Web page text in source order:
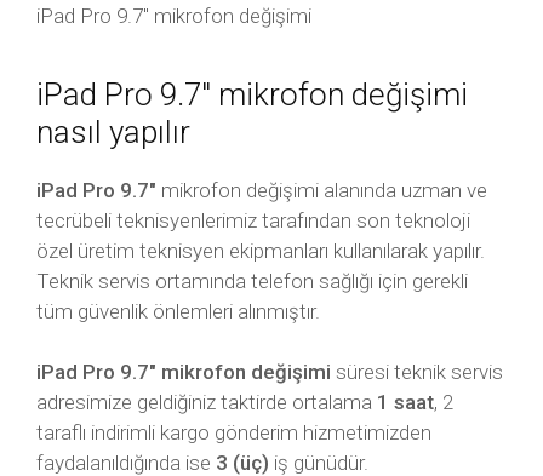
iPad Pro 9.7″ mikrofon değişimi
iPad Pro 9.7″ mikrofon değişimi
nasıl yapılır
iPad Pro 9.7″ mikrofon değişimi alanında uzman ve
tecrübeli teknisyenlerimiz tarafından son teknoloji
özel üretim teknisyen ekipmanları kullanılarak yapılır.
Teknik servis ortamında telefon sağlığı için gerekli
tüm güvenlik önlemleri alınmıştır.
iPad Pro 9.7″ mikrofon değişimi süresi teknik servis
adresimize geldiğiniz taktirde ortalama 1 saat, 2
taraflı indirimli kargo gönderim hizmetimizden
faydalanıldığında ise 3 (üç) iş günüdür.